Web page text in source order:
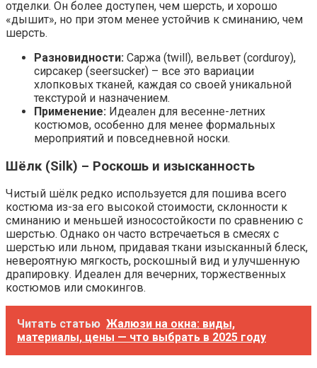
отделки. Он более доступен, чем шерсть, и хорошо
«дышит», но при этом менее устойчив к сминанию, чем
шерсть.
Разновидности: Саржа (twill), вельвет (corduroy),
сирсакер (seersucker) – все это вариации
хлопковых тканей, каждая со своей уникальной
текстурой и назначением.
Применение: Идеален для весенне-летних
костюмов, особенно для менее формальных
мероприятий и повседневной носки.
Шёлк (Silk) – Роскошь и изысканность
Чистый шёлк редко используется для пошива всего
костюма из-за его высокой стоимости, склонности к
сминанию и меньшей износостойкости по сравнению с
шерстью. Однако он часто встречаеться в смесях с
шерстью или льном, придавая ткани изысканный блеск,
невероятную мягкость, роскошный вид и улучшенную
драпировку. Идеален для вечерних, торжественных
костюмов или смокингов.
Читать статью Жалюзи на окна: виды,
материалы, цены — что выбрать в 2025 году